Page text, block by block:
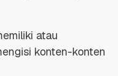
atau
konten-konten